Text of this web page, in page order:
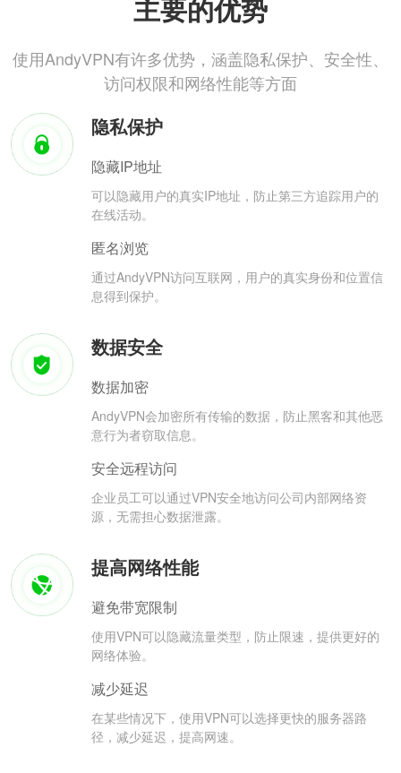
主要的优势
使用AndyVPN有许多优势，涵盖隐私保护、安全性、
访问权限和网络性能等方面
隐私保护
隐藏IP地址
可以隐藏用户的真实IP地址，防止第三方追踪用户的
在线活动。
匿名浏览
通过AndyVPN访问互联网，用户的真实身份和位置信
息得到保护。
数据安全
数据加密
AndyVPN会加密所有传输的数据，防止黑客和其他恶
意行为者窃取信息。
安全远程访问
企业员工可以通过VPN安全地访问公司内部网络资
源，无需担心数据泄露。
提高网络性能
避免带宽限制
使用VPN可以隐藏流量类型，防止限速，提供更好的
网络体验。
减少延迟
在某些情况下，使用VPN可以选择更快的服务器路
径，减少延迟，提高网速。